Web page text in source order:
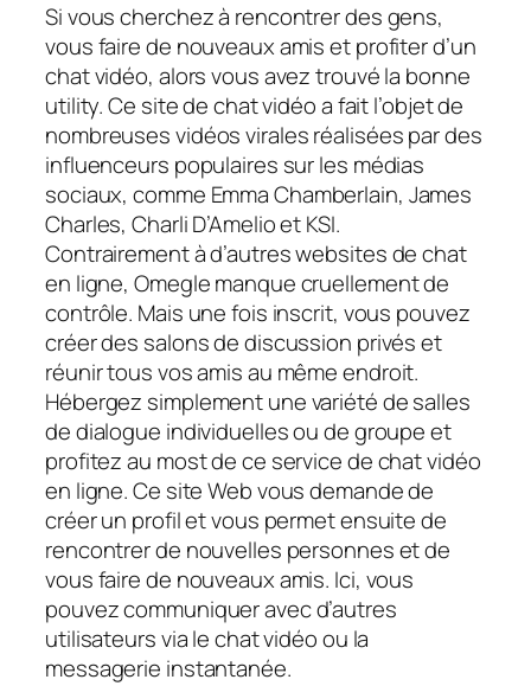
Si vous cherchez à rencontrer des gens,
vous faire de nouveaux amis et profiter d’un
chat vidéo, alors vous avez trouvé la bonne
utility. Ce site de chat vidéo a fait l’objet de
nombreuses vidéos virales réalisées par des
influenceurs populaires sur les médias
sociaux, comme Emma Chamberlain, James
Charles, Charli D’Amelio et KSI.
Contrairement à d’autres websites de chat
en ligne, Omegle manque cruellement de
contrôle. Mais une fois inscrit, vous pouvez
créer des salons de discussion privés et
réunir tous vos amis au même endroit.
Hébergez simplement une variété de salles
de dialogue individuelles ou de groupe et
profitez au most de ce service de chat vidéo
en ligne. Ce site Web vous demande de
créer un profil et vous permet ensuite de
rencontrer de nouvelles personnes et de
vous faire de nouveaux amis. Ici, vous
pouvez communiquer avec d’autres
utilisateurs via le chat vidéo ou la
messagerie instantanée.